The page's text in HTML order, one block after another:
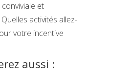
et
activités allez-
votre incentive
aussi :